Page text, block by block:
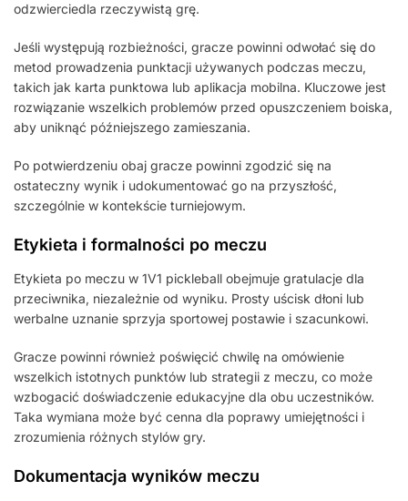
odzwierciedla rzeczywistą grę.
Jeśli występują rozbieżności, gracze powinni odwołać się do
metod prowadzenia punktacji używanych podczas meczu,
takich jak karta punktowa lub aplikacja mobilna. Kluczowe jest
rozwiązanie wszelkich problemów przed opuszczeniem boiska,
aby uniknąć późniejszego zamieszania.
Po potwierdzeniu obaj gracze powinni zgodzić się na
ostateczny wynik i udokumentować go na przyszłość,
szczególnie w kontekście turniejowym.
Etykieta i formalności po meczu
Etykieta po meczu w 1V1 pickleball obejmuje gratulacje dla
przeciwnika, niezależnie od wyniku. Prosty uścisk dłoni lub
werbalne uznanie sprzyja sportowej postawie i szacunkowi.
Gracze powinni również poświęcić chwilę na omówienie
wszelkich istotnych punktów lub strategii z meczu, co może
wzbogacić doświadczenie edukacyjne dla obu uczestników.
Taka wymiana może być cenna dla poprawy umiejętności i
zrozumienia różnych stylów gry.
Dokumentacja wyników meczu